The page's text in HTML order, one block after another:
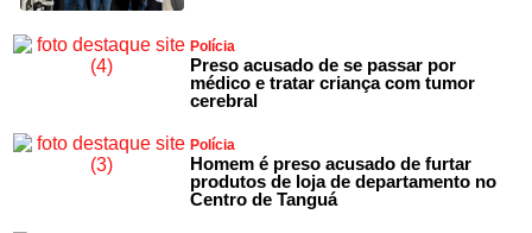
Polícia
Preso acusado de se passar por
médico e tratar criança com tumor
cerebral
Polícia
Homem é preso acusado de furtar
produtos de loja de departamento no
Centro de Tanguá